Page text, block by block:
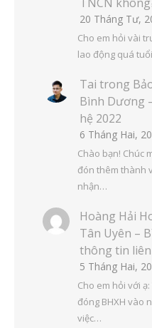
20 Tháng Tư,
Cho em hỏi vài
lao động quá
Tai trong
Bình Dương
hệ 2022
6 Tháng Hai,
Chào bạn! Chúc
đón thêm thành
nhận…
Hoàng Hải
Tân Uyên –
thông tin liên
5 Tháng Hai,
Cho em hỏi với
đóng BHXH vào
việc…